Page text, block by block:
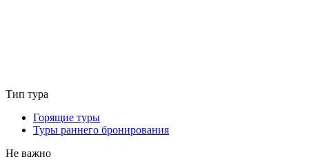
Тип тура
Горящие туры
Туры раннего бронирования
Не важно